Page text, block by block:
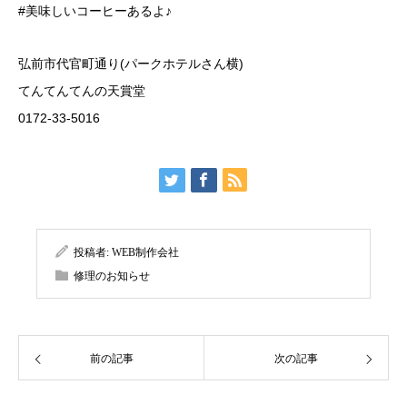
#美味しいコーヒーあるよ♪
弘前市代官町通り(パークホテルさん横)
てんてんてんの天賞堂
0172-33-5016
投稿者: WEB制作会社
修理のお知らせ
前の記事 次の記事